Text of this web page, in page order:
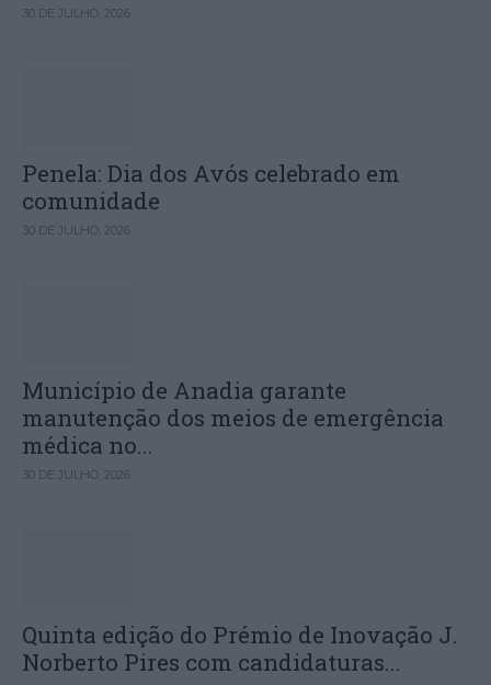
30 DE JULHO, 2026
Penela: Dia dos Avós celebrado em
comunidade
30 DE JULHO, 2026
Município de Anadia garante
manutenção dos meios de emergência
médica no...
30 DE JULHO, 2026
Quinta edição do Prémio de Inovação J.
Norberto Pires com candidaturas...